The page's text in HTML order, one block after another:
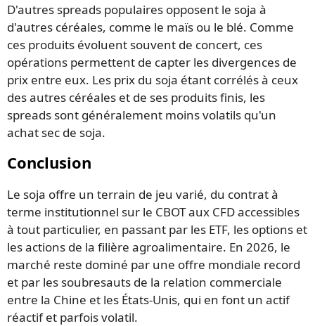
D'autres spreads populaires opposent le soja à
d'autres céréales, comme le maïs ou le blé. Comme
ces produits évoluent souvent de concert, ces
opérations permettent de capter les divergences de
prix entre eux. Les prix du soja étant corrélés à ceux
des autres céréales et de ses produits finis, les
spreads sont généralement moins volatils qu'un
achat sec de soja.
Conclusion
Le soja offre un terrain de jeu varié, du contrat à
terme institutionnel sur le CBOT aux CFD accessibles
à tout particulier, en passant par les ETF, les options et
les actions de la filière agroalimentaire. En 2026, le
marché reste dominé par une offre mondiale record
et par les soubresauts de la relation commerciale
entre la Chine et les États-Unis, qui en font un actif
réactif et parfois volatil.